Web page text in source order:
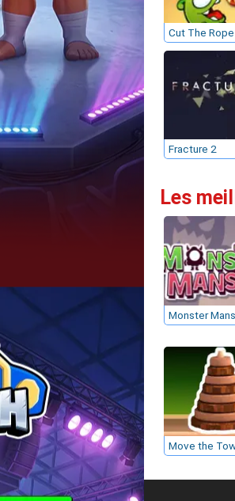
Cut The Rope
Fracture 2
Les
Move the